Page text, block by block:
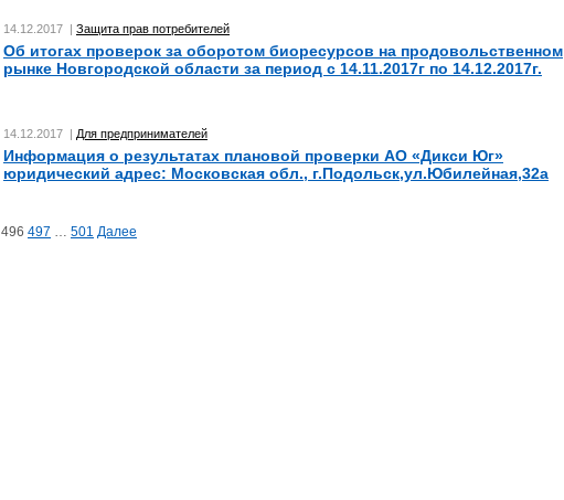
14.12.2017 | Защита прав потребителей
Об итогах проверок за оборотом биоресурсов на продовольственном
рынке Новгородской области за период с 14.11.2017г по 14.12.2017г.
14.12.2017 | Для предпринимателей
Информация о результатах плановой проверки АО «Дикси Юг»
юридический адрес: Московская обл., г.Подольск,ул.Юбилейная,32а
496 497 … 501 Далее